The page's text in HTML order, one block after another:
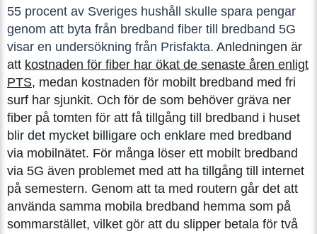
55 procent av Sveriges hushåll skulle spara pengar
genom att byta från bredband fiber till bredband 5G
visar en undersökning från Prisfakta. Anledningen är
att kostnaden för fiber har ökat de senaste åren enligt
PTS, medan kostnaden för mobilt bredband med fri
surf har sjunkit. Och för de som behöver gräva ner
fiber på tomten för att få tillgång till bredband i huset
blir det mycket billigare och enklare med bredband
via mobilnätet. För många löser ett mobilt bredband
via 5G även problemet med att ha tillgång till internet
på semestern. Genom att ta med routern går det att
använda samma mobila bredband hemma som på
sommarstället, vilket gör att du slipper betala för två